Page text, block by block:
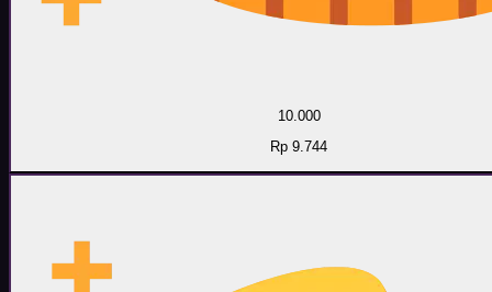
10.000
Rp 9.744